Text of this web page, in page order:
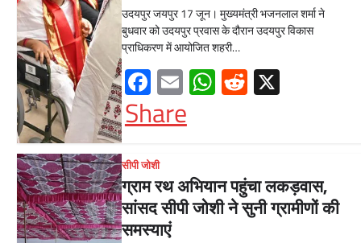
उदयपुर जयपुर 17 जून। मुख्यमंत्री भजनलाल शर्मा ने
बुधवार को उदयपुर प्रवास के दौरान उदयपुर विकास
प्राधिकरण में आयोजित शहरी…
Facebook
EmailWhatsApp
Reddit
X
Share
सीपी जोशी
ग्राम रथ अभियान पहुंचा लकड़वास,
सांसद सीपी जोशी ने सुनी ग्रामीणों की
समस्याएं